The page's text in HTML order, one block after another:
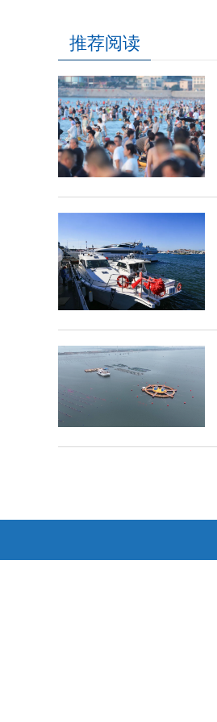
推荐阅读